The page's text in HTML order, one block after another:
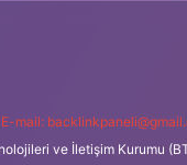
E-mail:
ve İletişim Kurumu